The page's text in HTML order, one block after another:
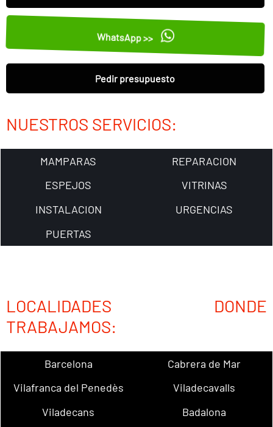
WhatsApp >>
Pedir presupuesto
NUESTROS SERVICIOS:
MAMPARAS
REPARACION
ESPEJOS
VITRINAS
INSTALACION
URGENCIAS
PUERTAS
LOCALIDADES DONDE
TRABAJAMOS:
Barcelona
Cabrera de Mar
Vilafranca del Penedès
Viladecavalls
Viladecans
Badalona